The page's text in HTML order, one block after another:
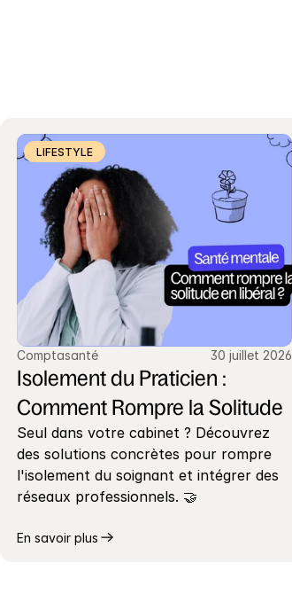
LIFESTYLE
Comptasanté 30 juillet 2026
Isolement du Praticien :
Comment Rompre la Solitude
Seul dans votre cabinet ? Découvrez
des solutions concrètes pour rompre
l'isolement du soignant et intégrer des
réseaux professionnels. 🤝
En savoir plus